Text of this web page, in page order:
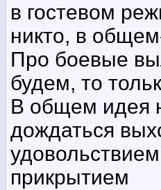
в гостевом
никто, в
Про боевые
будем, то
В общем идея
дождаться
прикрытием